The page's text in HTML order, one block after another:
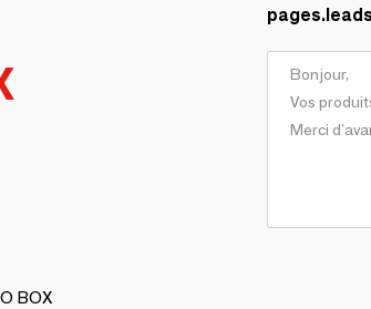
BOX